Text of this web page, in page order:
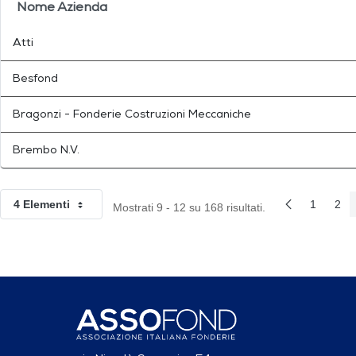
Nome Azienda
Atti
Besfond
Bragonzi - Fonderie Costruzioni Meccaniche
Brembo N.V.
4 ElementiPer pagina Mostrati 9 - 12 su 168 risultati. Pagina
1
2